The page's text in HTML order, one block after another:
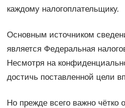
каждому налогоплательщику.
Основным источником
является Федеральная
Несмотря на
достичь поставленной цели
Но прежде всего важно чётко